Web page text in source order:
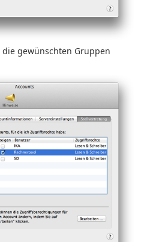
die gewünschten Gruppen